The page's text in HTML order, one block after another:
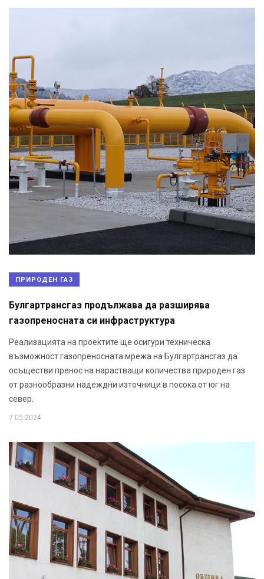
ПРИРОДЕН ГАЗ
Булгартрансгаз продължава да разширява
газопреносната си инфраструктура
Реализацията на проектите ще осигури техническа
възможност газопреносната мрежа на Булгартрансгаз да
осъществи пренос на нарастващи количества природен газ
от разнообразни надеждни източници в посока от юг на
север.
7.05.2024